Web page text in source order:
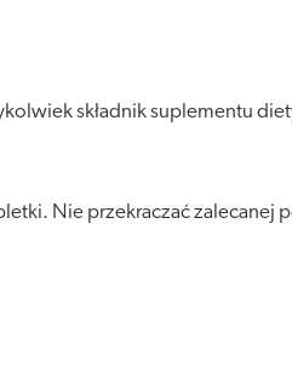
składnik suplementu
Nie przekraczać zalecanej